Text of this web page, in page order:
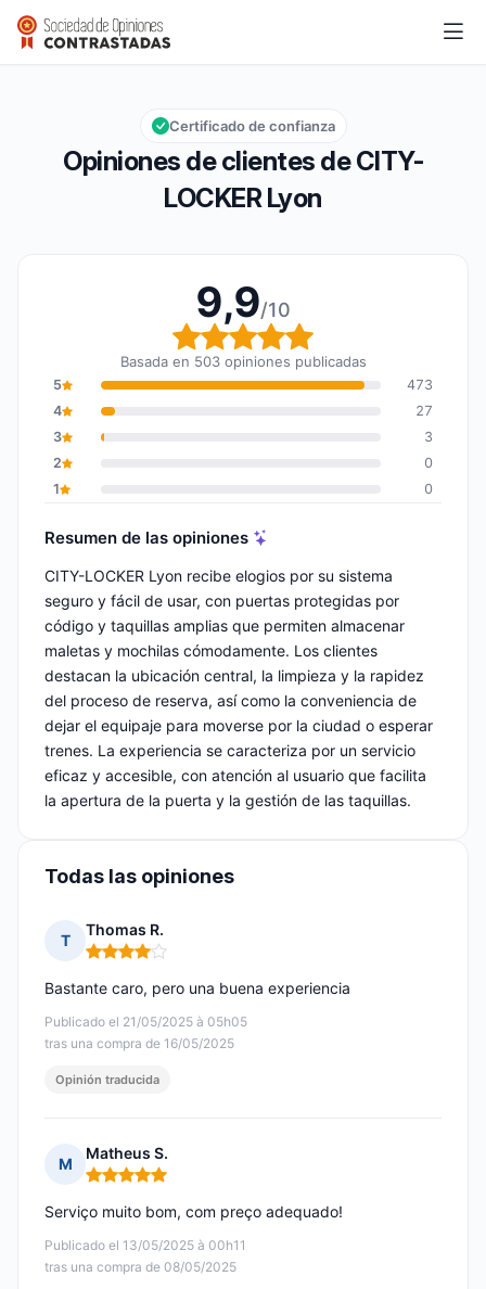
CITY-LOCKER Lyon
Calificación global: 9,9 de 10
9,9/10
Opiniones de clientes de CITY-
LOCKER Lyon
Certificado de confianza
9,9/10
Calificación global: 9,9
Basada en 503 opiniones publicadas
5
473
4
27
3
3
2
0
1
0
Resumen de las opiniones
CITY-LOCKER Lyon recibe elogios por su sistema
seguro y fácil de usar, con puertas protegidas por
código y taquillas amplias que permiten almacenar
maletas y mochilas cómodamente. Los clientes
destacan la ubicación central, la limpieza y la rapidez
del proceso de reserva, así como la conveniencia de
dejar el equipaje para moverse por la ciudad o esperar
trenes. La experiencia se caracteriza por un servicio
eficaz y accesible, con atención al usuario que facilita
la apertura de la puerta y la gestión de las taquillas.
Todas las opiniones
T
Thomas R.
Nota: 4 de 5
Publicado el 21/05/2025 à 05h05
tras una compra de 16/05/2025
Bastante caro, pero una buena experiencia
Opinión traducida
M
Matheus S.
Nota: 5 de 5
Publicado el 13/05/2025 à 00h11
tras una compra de 08/05/2025
Serviço muito bom, com preço adequado!